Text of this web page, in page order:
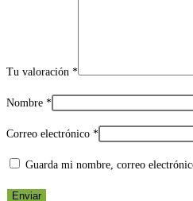
Tu valoración *
Nombre *
Correo electrónico *
Guarda mi nombre, correo